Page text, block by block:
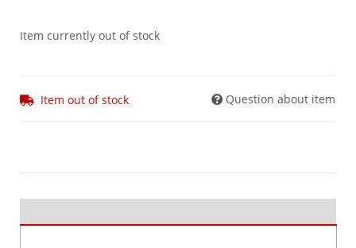
Item currently out of stock
Item out of stock Question about item